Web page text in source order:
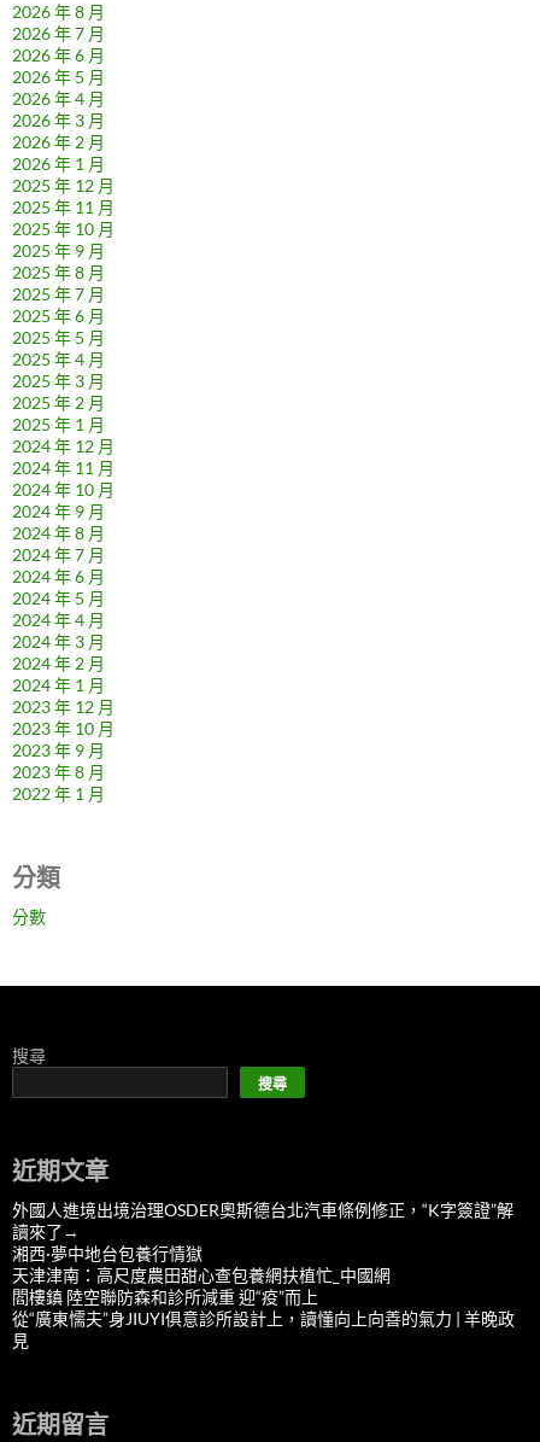
2026 年 8 月
2026 年 7 月
2026 年 6 月
2026 年 5 月
2026 年 4 月
2026 年 3 月
2026 年 2 月
2026 年 1 月
2025 年 12 月
2025 年 11 月
2025 年 10 月
2025 年 9 月
2025 年 8 月
2025 年 7 月
2025 年 6 月
2025 年 5 月
2025 年 4 月
2025 年 3 月
2025 年 2 月
2025 年 1 月
2024 年 12 月
2024 年 11 月
2024 年 10 月
2024 年 9 月
2024 年 8 月
2024 年 7 月
2024 年 6 月
2024 年 5 月
2024 年 4 月
2024 年 3 月
2024 年 2 月
2024 年 1 月
2023 年 12 月
2023 年 10 月
2023 年 9 月
2023 年 8 月
2022 年 1 月
分類
分數
搜尋
搜尋
近期文章
外國人進境出境治理OSDER奧斯德台北汽車條例修正，“K字簽證”解
讀來了→
湘西·夢中地台包養行情獄
天津津南：高尺度農田甜心查包養網扶植忙_中國網
閻樓鎮 陸空聯防森和診所減重 迎“疫”而上
從“廣東懦夫”身JIUYI俱意診所設計上，讀懂向上向善的氣力 | 羊晚政
見
近期留言